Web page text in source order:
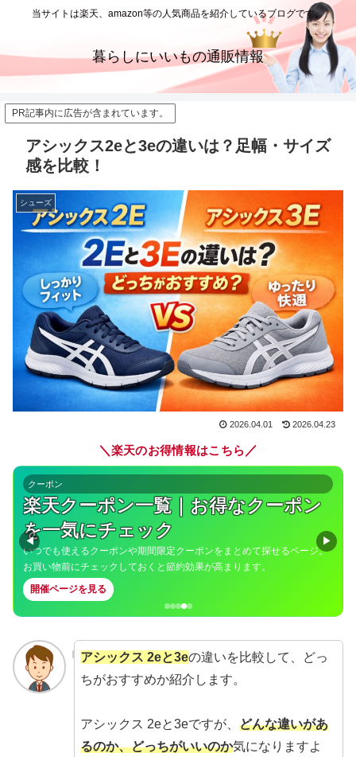
当サイトは楽天、amazon等の人気商品を紹介しているブログです。
暮らしにいいもの通販情報
PR記事内に広告が含まれています。
アシックス2eと3eの違いは？足幅・サイズ
感を比較！
シューズ
2026.04.01 2026.04.23
＼ 楽天のお得情報はこちら ／
通年イベント
39ショップ限定｜送料無料ライン39
キャンペーン
3,980円（税込）以上の購入で送料無料になる対象ショップを集めた特
集。まとめ買いで送料を気にせずお得にショッピングできます。
開催ページを見る
◀ ▶
アシックス 2eと3eの違いを比較して、どっ
ちがおすすめか紹介します。
アシックス 2eと3eですが、 どんな違いがあ
るのか、どっちがいいのか気になりますよ